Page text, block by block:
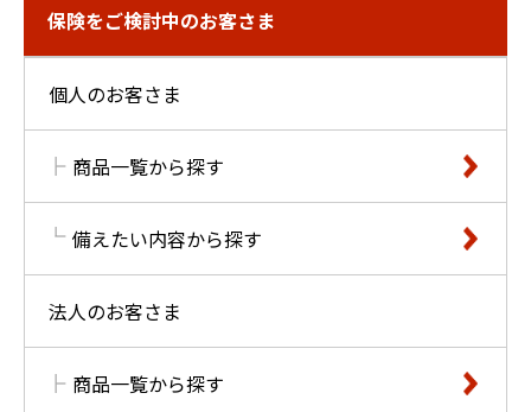
保険をご検討中のお客さま
個人のお客さま
商品一覧から探す
備えたい内容から探す
法人のお客さま
商品一覧から探す